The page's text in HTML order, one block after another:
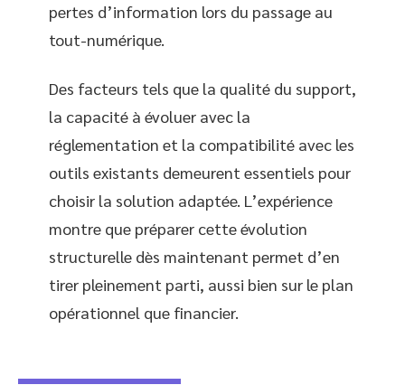
pertes d’information lors du passage au
tout-numérique.
Des facteurs tels que la qualité du support,
la capacité à évoluer avec la
réglementation et la compatibilité avec les
outils existants demeurent essentiels pour
choisir la solution adaptée. L’expérience
montre que préparer cette évolution
structurelle dès maintenant permet d’en
tirer pleinement parti, aussi bien sur le plan
opérationnel que financier.